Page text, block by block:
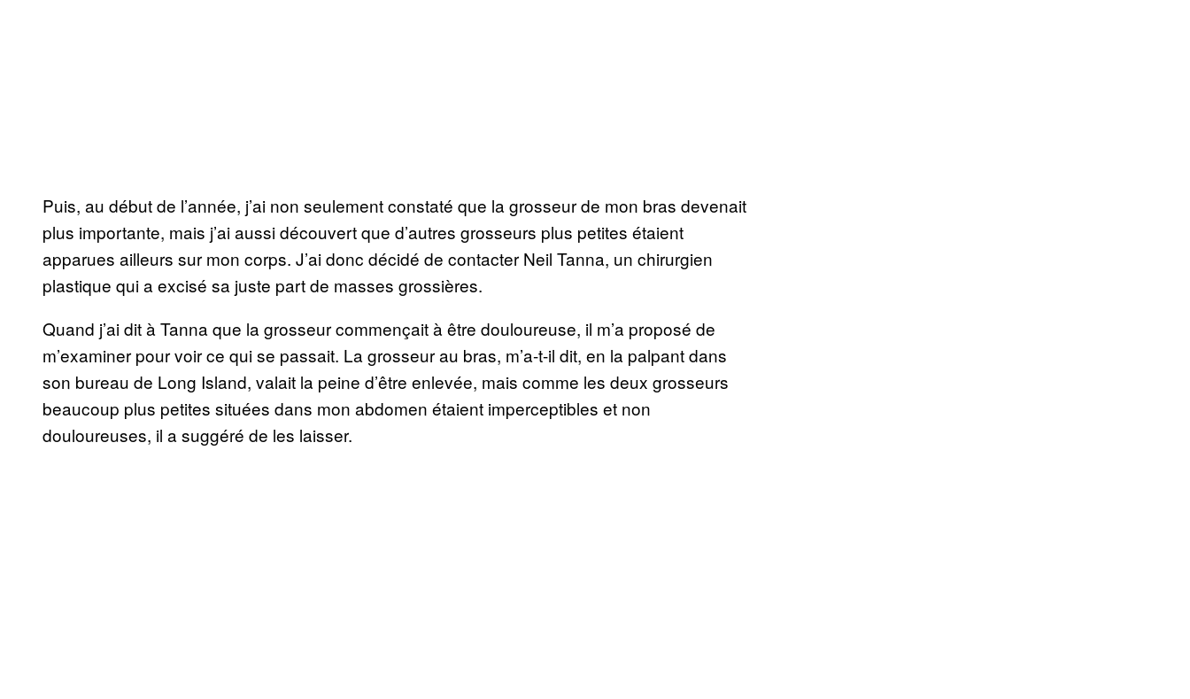
Puis, au début de l’année, j’ai non seulement constaté que la grosseur de mon bras devenait
plus importante, mais j’ai aussi découvert que d’autres grosseurs plus petites étaient
apparues ailleurs sur mon corps. J’ai donc décidé de contacter Neil Tanna, un chirurgien
plastique qui a excisé sa juste part de masses grossières.
Quand j’ai dit à Tanna que la grosseur commençait à être douloureuse, il m’a proposé de
m’examiner pour voir ce qui se passait. La grosseur au bras, m’a-t-il dit, en la palpant dans
son bureau de Long Island, valait la peine d’être enlevée, mais comme les deux grosseurs
beaucoup plus petites situées dans mon abdomen étaient imperceptibles et non
douloureuses, il a suggéré de les laisser.